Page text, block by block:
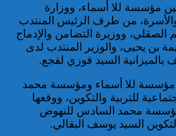
مؤسسة للا أسماء، ووزارة
والأسرة، من طرف الرئيس المنتدب
ووزيرة التضامن والإدماج
بن يحيى، والوزير المنتدب لدى
بالميزانية السيد فوزي لقجع.
مؤسسة للا أسماء ومؤسسة محمد
للتربية والتكوين، ووقعها
محمد السادس للنهوض
السيد يوسف البقالي.